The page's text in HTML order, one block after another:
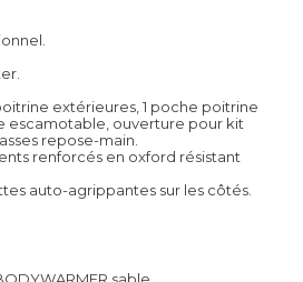
extérieures, 1 poche poitrine
escamotable, ouverture pour kit
repose-main.
renforcés en oxford résistant
auto-agrippantes sur les côtés.
sable